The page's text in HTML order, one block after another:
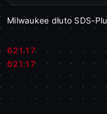
Milwaukee dłuto SDS-
Cena:
621.17
Cena:
621.17